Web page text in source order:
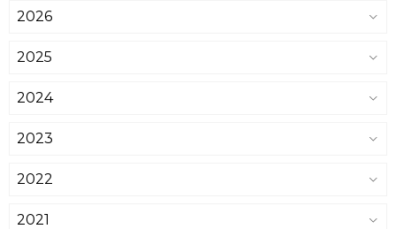
2026
2025
2024
2023
2022
2021